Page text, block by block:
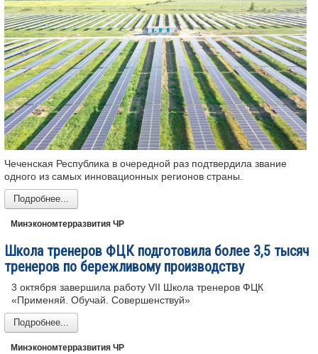
Чеченская Республика в очередной раз подтвердила звание
одного из самых инновационных регионов страны.
Подробнее...
Минэкономтерразвития ЧР
Школа тренеров ФЦК подготовила более 3,5 тысяч
тренеров по бережливому производству
3 октября завершила работу VII Школа тренеров ФЦК
«Применяй. Обучай. Совершенствуй»
Подробнее...
Минэкономтерразвития ЧР